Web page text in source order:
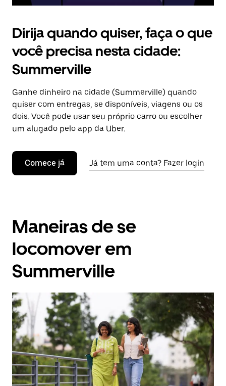
Dirija quando quiser, faça o que
você precisa nesta cidade:
Summerville
Ganhe dinheiro na cidade (Summerville) quando
quiser com entregas, se disponíveis, viagens ou os
dois. Você pode usar seu próprio carro ou escolher
um alugado pelo app da Uber.
Comece já Já tem uma conta? Fazer login
Maneiras de se
locomover em
Summerville